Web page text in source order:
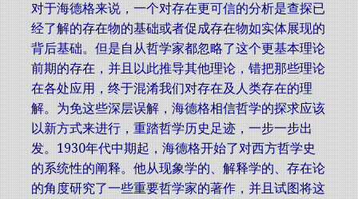
对于海德格来说，一个对存在更可信的分析是查探已
经了解的存在物的基础或者促成存在物如实体展现的
背后基础。但是自从哲学家都忽略了这个更基本理论
前期的存在，并且以此推导其他理论，错把那些理论
在各处应用，终于混淆我们对存在及人类存在的理
解。为免这些深层误解，海德格相信哲学的探求应该
以新方式来进行，重踏哲学历史足迹，一步一步出
发。1930年代中期起，海德格开始了对西方哲学史
的系统性的阐释。他从现象学的、解释学的、存在论
的角度研究了一些重要哲学家的著作，并且试图将这